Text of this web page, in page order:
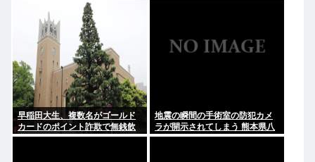
早稲田大生、複数名がゴールド
カードのポイント詐欺で無銭飲
食
地震の瞬間の手術室の防犯カメ
ラが開示されてしまう 熊本県八
代